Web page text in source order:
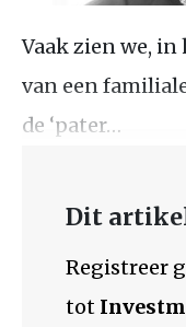
Vaak zien we,
van een
de ‘pater…
Dit
Registreer
tot